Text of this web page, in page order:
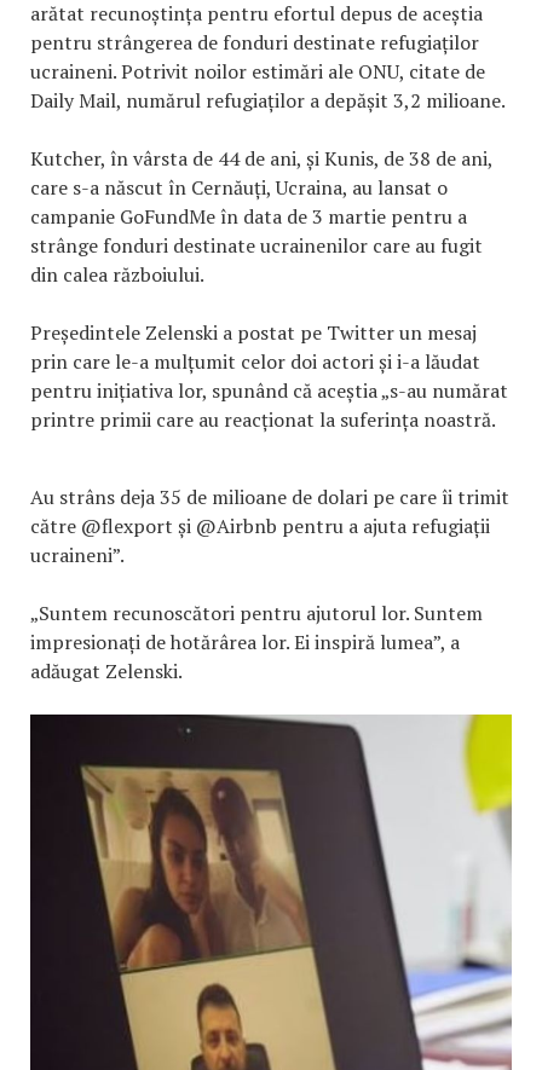
arătat recunoștința pentru efortul depus de aceștia
pentru strângerea de fonduri destinate refugiaților
ucraineni. Potrivit noilor estimări ale ONU, citate de
Daily Mail, numărul refugiaților a depășit 3,2 milioane.
Kutcher, în vârsta de 44 de ani, și Kunis, de 38 de ani,
care s-a născut în Cernăuți, Ucraina, au lansat o
campanie GoFundMe în data de 3 martie pentru a
strânge fonduri destinate ucrainenilor care au fugit
din calea războiului.
Președintele Zelenski a postat pe Twitter un mesaj
prin care le-a mulțumit celor doi actori și i-a lăudat
pentru inițiativa lor, spunând că aceștia „s-au numărat
printre primii care au reacționat la suferința noastră.
Au strâns deja 35 de milioane de dolari pe care îi trimit
către @flexport și @Airbnb pentru a ajuta refugiații
ucraineni”.
„Suntem recunoscători pentru ajutorul lor. Suntem
impresionați de hotărârea lor. Ei inspiră lumea”, a
adăugat Zelenski.